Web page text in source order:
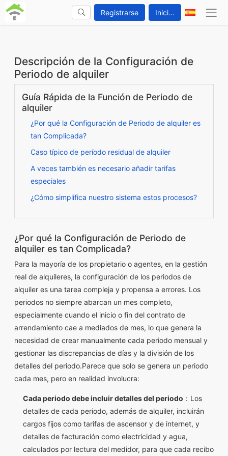
Registrarse Iniciar sesión
Descripción de la Configuración de
Periodo de alquiler
Guía Rápida de la Función de Periodo de
alquiler
¿Por qué la Configuración de Periodo de alquiler es
tan Complicada?
Caso típico de período residual de alquiler
A veces también es necesario añadir tarifas
especiales
¿Cómo simplifica nuestro sistema estos procesos?
¿Por qué la Configuración de Periodo de
alquiler es tan Complicada?
Para la mayoría de los propietario o agentes, en la gestión
real de alquileres, la configuración de los periodos de
alquiler es una tarea compleja y propensa a errores. Los
periodos no siempre abarcan un mes completo,
especialmente cuando el inicio o fin del contrato de
arrendamiento cae a mediados de mes, lo que genera la
necesidad de crear manualmente cada periodo mensual y
gestionar las discrepancias de días y la división de los
detalles del periodo.Parece que solo se genera un periodo
cada mes, pero en realidad involucra:
Cada periodo debe incluir detalles del periodo ：Los
detalles de cada periodo, además de alquiler, incluirán
cargos fijos como tarifas de ascensor y de internet, y
detalles de facturación como electricidad y agua,
calculados por lectura del medidor, para que cada recibo